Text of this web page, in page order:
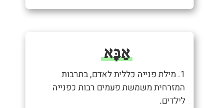
אַבָּא
1. מילת פנייה כללית לאדם, בתרבות
המזרחית משמשת פעמים רבות כפנייה
לילדים.